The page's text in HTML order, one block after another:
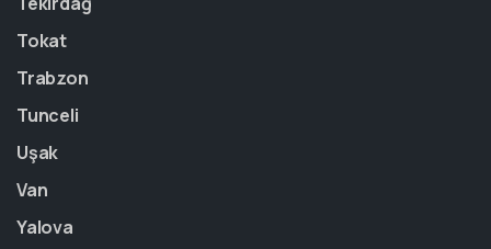
Tokat
Trabzon
Tunceli
Uşak
Van
Yalova